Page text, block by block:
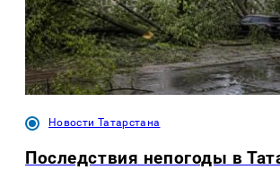
Новости Татарстана
Последствия непогоды в